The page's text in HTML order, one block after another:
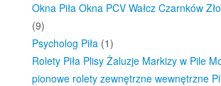
Okna Piła Okna PCV Wałcz Czarnków
(9)
Psycholog Piła (1)
Rolety Piła Plisy Żaluzje Markizy w Pile
pionowe rolety zewnętrzne wewnętrzne